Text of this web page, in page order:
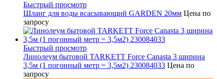
Быстрый просмотр
Шланг для воды всасывающий GARDEN 20мм Цена по
запросу
Быстрый просмотр
Линолеум бытовой TARKETT Force Canasta 3 ширина
3,5м (1 погонный метр = 3,5м2) 230084033 Цена по
запросу